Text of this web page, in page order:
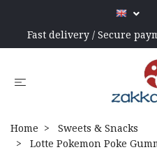
Fast delivery / Secure
Home
Sweets & Snacks
Lotte Pokemon Poke